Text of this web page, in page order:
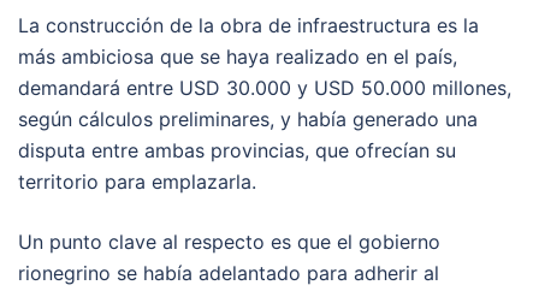
La construcción de la obra de infraestructura es la
más ambiciosa que se haya realizado en el país,
demandará entre USD 30.000 y USD 50.000 millones,
según cálculos preliminares, y había generado una
disputa entre ambas provincias, que ofrecían su
territorio para emplazarla.
Un punto clave al respecto es que el gobierno
rionegrino se había adelantado para adherir al